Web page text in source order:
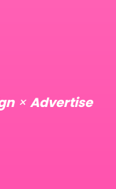
× Advertise